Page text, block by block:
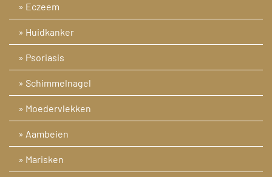
» Eczeem
» Huidkanker
» Psoriasis
» Schimmelnagel
» Moedervlekken
» Aambeien
» Marisken